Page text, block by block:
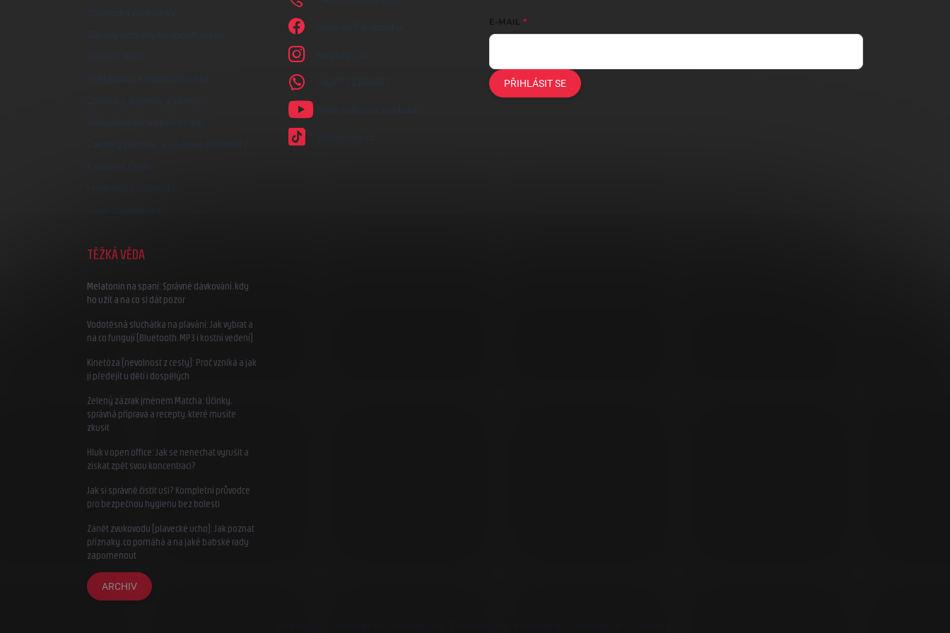
Obchodní podmínky
Zásady ochrany osobních údajů
Vrácení zboží
Reklamace a reklamační řád
Způsoby dopravy a platby
Velkoobchod a spolupráce
Zakázky na míru a dárkové předměty
Kreativní Česko
Jsme na Facebooku!
earplugs_cz
+420731389483
Naše videa na YouTube
@earplugs.cz
E-MAIL
PŘIHLÁSIT SE
TĚŽKÁ VĚDA
Melatonin na spaní: Správné dávkování, kdy
ho užít a na co si dát pozor
Vodotěsná sluchátka na plavání: Jak vybrat a
na co fungují (Bluetooth, MP3 i kostní vedení)
Kinetóza (nevolnost z cesty): Proč vzniká a jak
jí předejít u dětí i dospělých
Zelený zázrak jménem Matcha: Účinky,
správná příprava a recepty, které musíte
zkusit
Hluk v open office: Jak se nenechat vyrušit a
získat zpět svou koncentraci?
Jak si správně čistit uši? Kompletní průvodce
pro bezpečnou hygienu bez bolesti
Zánět zvukovodu (plavecké ucho): Jak poznat
příznaky, co pomáhá a na jaké babské rady
zapomenout
ARCHIV